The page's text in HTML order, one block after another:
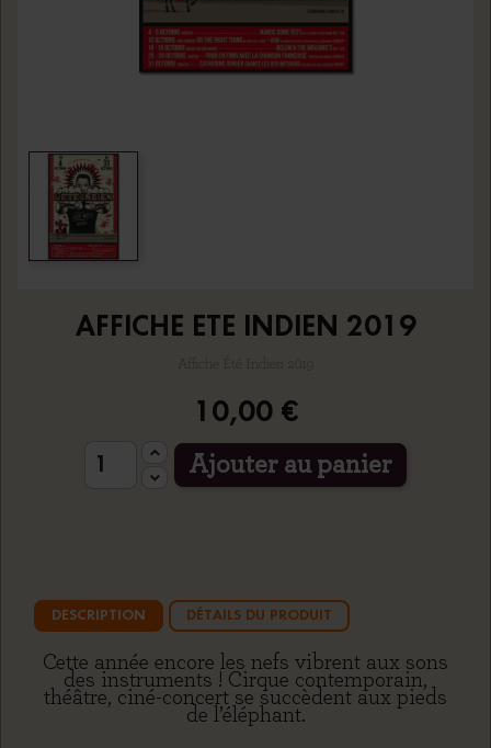
AFFICHE ETE INDIEN 2019
Affiche Été Indien 2019
10,00 €
Ajouter au panier
DESCRIPTION DÉTAILS DU PRODUIT
Cette année encore les nefs vibrent aux sons
des instruments ! Cirque contemporain,
théâtre, ciné-concert se succèdent aux pieds
de l’éléphant.